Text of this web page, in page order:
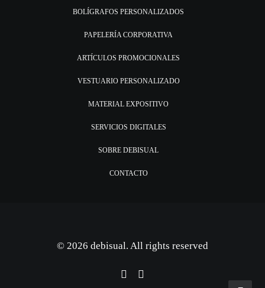
BOLÍGRAFOS PERSONALIZADOS
PAPELERÍA CORPORATIVA
ARTÍCULOS PROMOCIONALES
VESTUARIO PERSONALIZADO
MATERIAL EXPOSITIVO
SERVICIOS DIGITALES
SOBRE DEBISUAL
CONTACTO
© 2026 debisual. All rights reserved